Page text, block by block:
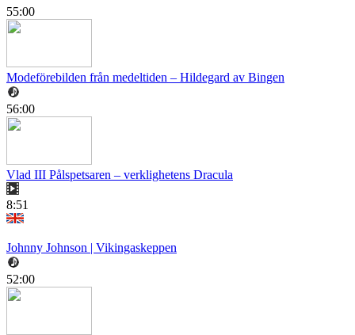
55:00
Modeförebilden från medeltiden – Hildegard av Bingen
56:00
Vlad III Pålspetsaren – verklighetens Dracula
8:51
Johnny Johnson | Vikingaskeppen
52:00